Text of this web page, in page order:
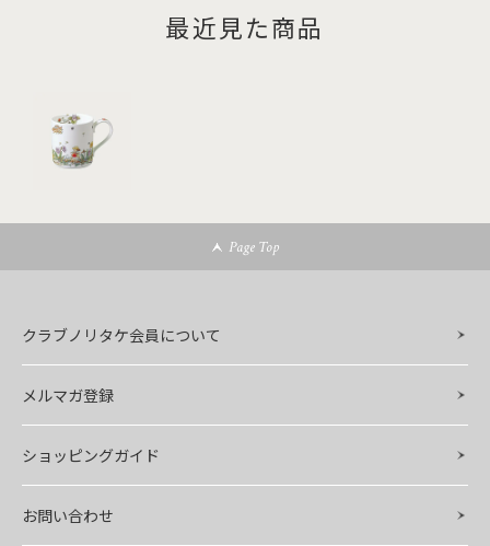
最近見た商品
Page Top
クラブノリタケ会員について
メルマガ登録
ショッピングガイド
お問い合わせ